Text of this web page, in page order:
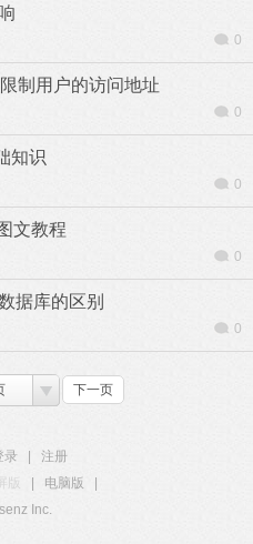
0
制用户的访问地址
0
知识
0
文教程
0
据库的区别
0
下一页
录
注册
版 电脑版
Inc.